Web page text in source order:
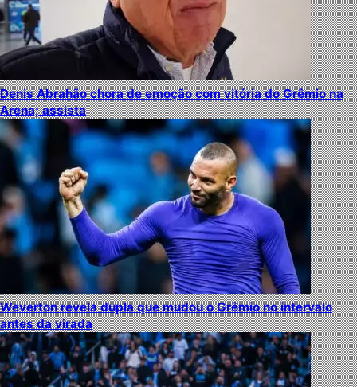
Denis Abrahão chora de emoção com vitória do Grêmio na
Arena; assista
Weverton revela dupla que mudou o Grêmio no intervalo
antes da virada